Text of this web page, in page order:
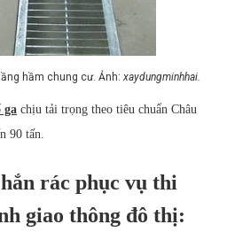
hầm chung cư. Ảnh: xaydungminhhai.
ga chịu tải trọng theo tiêu chuẩn Châu
90 tấn.
rác phục vụ thi
giao thông đô thị: